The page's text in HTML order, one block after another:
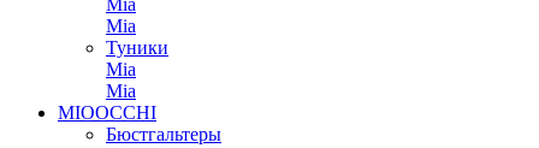
Mia
Туники
Mia
Mia
MIOOCCHI
Бюстгальтеры